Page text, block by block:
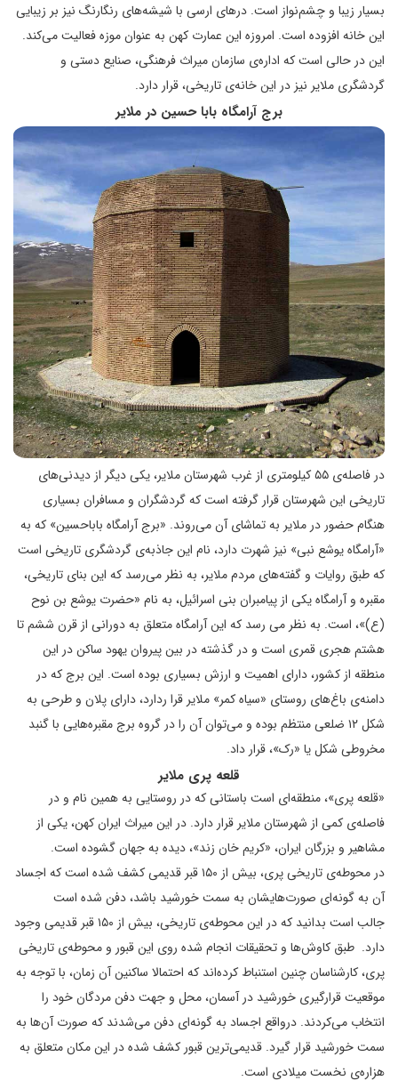
بسیار زیبا و چشم‌نواز است. درهای ارسی با شیشه‌های رنگارنگ نیز بر زیبایی
این خانه افزوده است. امروزه این عمارت کهن به عنوان موزه فعالیت می‌کند.
این در حالی است که اداره‌ی سازمان میراث فرهنگی، صنایع دستی و
گردشگری ملایر نیز در این خانه‌ی تاریخی، قرار دارد.
برج آرامگاه بابا حسین در ملایر
در فاصله‌ی ۵۵ کیلومتری از غرب شهرستان ملایر، یکی دیگر از دیدنی‌های
تاریخی این شهرستان قرار گرفته است که گردشگران و مسافران بسیاری
هنگام حضور در ملایر به تماشای آن می‌روند. «برج آرامگاه باباحسین» که به
«آرامگاه یوشع نبی» نیز شهرت دارد، نام این جاذبه‌ی گردشگری تاریخی است
که طبق روایات و گفته‌های مردم ملایر، به نظر می‌رسد که این بنای تاریخی،
مقبره و آرامگاه یکی از پیامبران بنی اسرائیل، به نام «حضرت یوشع‌ بن نوح
(ع)»، است. به نظر می رسد که این آرامگاه متعلق به دورانی از قرن ششم تا
هشتم هجری قمری است و در گذشته در بین پیروان یهود ساکن در این
منطقه از کشور، دارای اهمیت و ارزش بسیاری بوده است. این برج که در
دامنه‌ی باغ‌های روستای «سیاه کمر» ملایر قرا ردارد، دارای پلان و طرحی به
شکل ۱۲ ضلعی منتظم بوده و می‌توان آن را در گروه برج‌ مقبره‌هایی با گنبد
مخروطی شکل یا «رک»، قرار داد.
قلعه پری ملایر
«قلعه‌ پری»، منطقه‌ای است باستانی که در روستایی به همین نام و در
فاصله‌ی کمی از شهرستان ملایر قرار دارد. در این میراث ایران کهن، یکی از
مشاهیر و بزرگان ایران، «کریم خان زند»، دیده به جهان گشوده است.
در محوطه‌ی تاریخی پری، بیش از ۱۵۰ قبر قدیمی کشف شده است که اجساد
آن به گونه‌ای صورت‌هایشان به سمت خورشید باشد، دفن شده‌ است
جالب است بدانید که در این محوطه‌ی تاریخی، بیش از ۱۵۰ قبر قدیمی وجود
دارد. طبق کاوش‌ها و تحقیقات انجام شده روی این قبور و محوطه‌ی تاریخی
پری، کارشناسان چنین استنباط کرده‌اند که احتمالا ساکنین آن زمان، با توجه به
موقعیت قرارگیری خورشید در آسمان، محل و جهت دفن مردگان خود را
انتخاب می‌کردند. درواقع اجساد به گونه‌ای دفن می‌شدند که صورت آن‌ها به
سمت خورشید قرار گیرد. قدیمی‌ترین قبور کشف شده در این مکان متعلق به
هزاره‌ی نخست میلادی است.